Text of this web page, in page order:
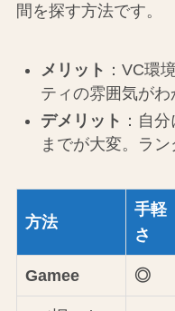
間を探す方法です。
メリット ：VC環
ティの雰囲気がわ
デメリット ：自
までが大変。ラ
方法
手軽
さ
Gamee ◎